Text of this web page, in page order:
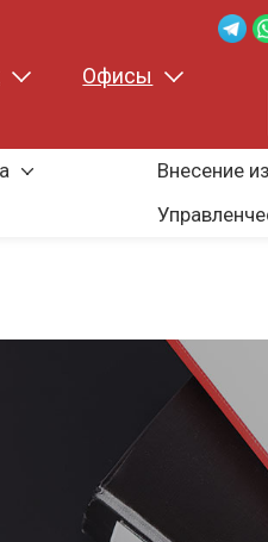
Офисы
Внесение